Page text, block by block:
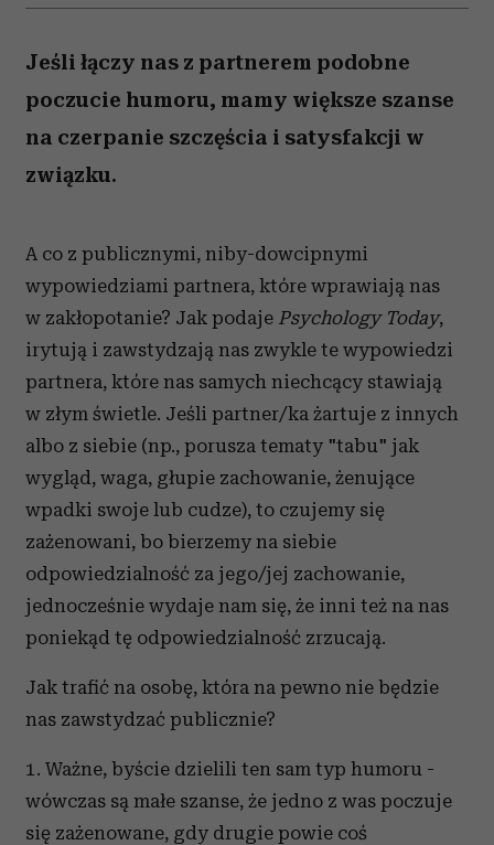
Jeśli łączy nas z partnerem podobne
poczucie humoru, mamy większe szanse
na czerpanie szczęścia i satysfakcji w
związku.
A co z publicznymi, niby-dowcipnymi
wypowiedziami partnera, które wprawiają nas
w zakłopotanie? Jak podaje Psychology Today,
irytują i zawstydzają nas zwykle te wypowiedzi
partnera, które nas samych niechcący stawiają
w złym świetle. Jeśli partner/ka żartuje z innych
albo z siebie (np., porusza tematy "tabu" jak
wygląd, waga, głupie zachowanie, żenujące
wpadki swoje lub cudze), to czujemy się
zażenowani, bo bierzemy na siebie
odpowiedzialność za jego/jej zachowanie,
jednocześnie wydaje nam się, że inni też na nas
poniekąd tę odpowiedzialność zrzucają.
Jak trafić na osobę, która na pewno nie będzie
nas zawstydzać publicznie?
1. Ważne, byście dzielili ten sam typ humoru -
wówczas są małe szanse, że jedno z was poczuje
się zażenowane, gdy drugie powie coś